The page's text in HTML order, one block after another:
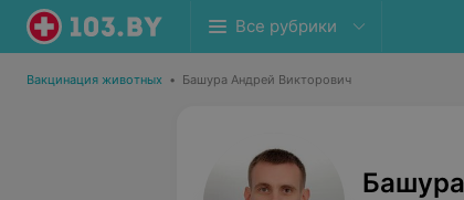
Все рубрики
Вакцинация животных • Башура Андрей Викторович